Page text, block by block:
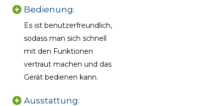
Bedienung:
Es ist benutzerfreundlich,
sodass man sich schnell
mit den Funktionen
vertraut machen und das
Gerät bedienen kann.
Ausstattung: